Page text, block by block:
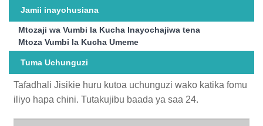
Jamii inayohusiana
Mtozaji wa Vumbi la Kucha Inayochajiwa tena
Mtoza Vumbi la Kucha Umeme
Tuma Uchunguzi
Tafadhali Jisikie huru kutoa uchunguzi wako katika fomu
iliyo hapa chini. Tutakujibu baada ya saa 24.